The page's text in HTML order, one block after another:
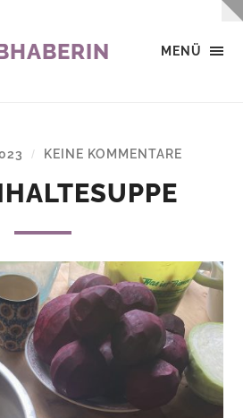
MENÜ
/ KEINE KOMMENTARE